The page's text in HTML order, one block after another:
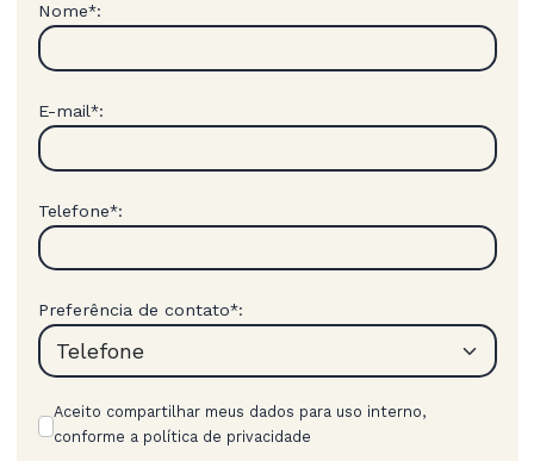
Nome*:
E-mail*:
Telefone*:
Preferência de contato*:
Aceito compartilhar meus dados para uso interno,
conforme a política de privacidade